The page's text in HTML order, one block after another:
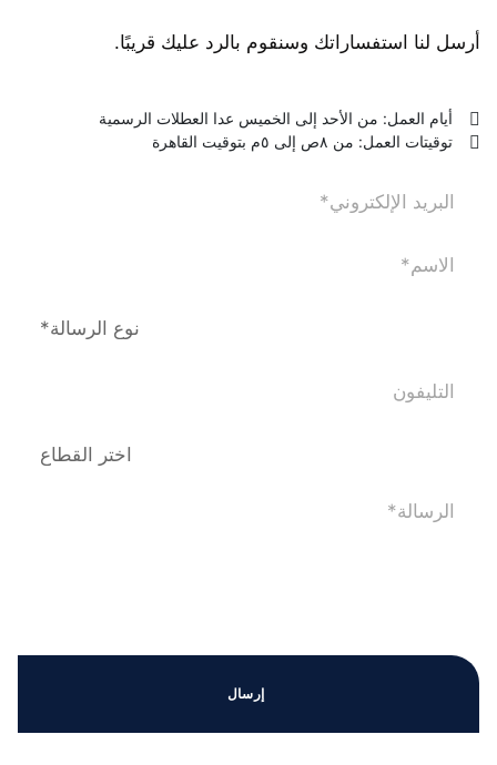
أرسل لنا استفساراتك وسنقوم بالرد عليك قريبًا.
أيام العمل: من الأحد إلى الخميس عدا العطلات الرسمية
توقيتات العمل: من ٨ص إلى ٥م بتوقيت القاهرة
إرسال